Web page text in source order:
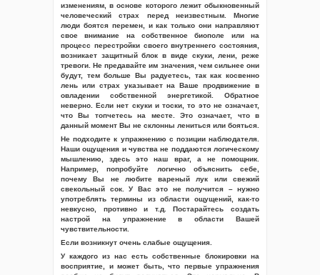
изменениям, в основе которого лежит обыкновенный
человеческий страх перед неизвестным. Многие
люди боятся перемен, и как только они направляют
свое внимание на собственное биополе или на
процесс перестройки своего внутреннего состояния,
возникает защитный блок в виде скуки, лени, реже
тревоги. Не предавайте им значения, чем сильнее они
будут, тем больше Вы радуетесь, так как косвенно
лень или страх указывает на Ваше продвижение в
овладении собственной энергетикой. Обратное
неверно. Если нет скуки и тоски, то это не означает,
что Вы топчетесь на месте. Это означает, что в
данный момент Вы не склонны лениться или бояться.
Не подходите к упражнению с позиции наблюдателя.
Наши ощущения и чувства не поддаются логическому
мышлению, здесь это наш враг, а не помощник.
Например, попробуйте логично объяснить себе,
почему Вы не любите вареный лук или свежий
свекольный сок. У Вас это не получится – нужно
употреблять термины из области ощущений, как-то
невкусно, противно и т.д. Постарайтесь создать
настрой на упражнение в области Вашей
чувствительности.
Если возникнут очень слабые ощущения.
У каждого из нас есть собственные блокировки на
восприятие, и может быть, что первые упражнения